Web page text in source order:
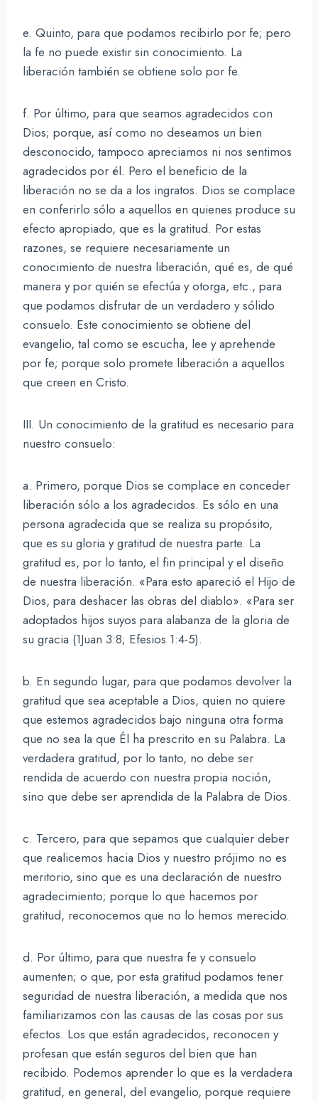
e. Quinto, para que podamos recibirlo por fe; pero
la fe no puede existir sin conocimiento. La
liberación también se obtiene solo por fe.
f. Por último, para que seamos agradecidos con
Dios; porque, así como no deseamos un bien
desconocido, tampoco apreciamos ni nos sentimos
agradecidos por él. Pero el beneficio de la
liberación no se da a los ingratos. Dios se complace
en conferirlo sólo a aquellos en quienes produce su
efecto apropiado, que es la gratitud. Por estas
razones, se requiere necesariamente un
conocimiento de nuestra liberación, qué es, de qué
manera y por quién se efectúa y otorga, etc., para
que podamos disfrutar de un verdadero y sólido
consuelo. Este conocimiento se obtiene del
evangelio, tal como se escucha, lee y aprehende
por fe; porque solo promete liberación a aquellos
que creen en Cristo.
III. Un conocimiento de la gratitud es necesario para
nuestro consuelo:
a. Primero, porque Dios se complace en conceder
liberación sólo a los agradecidos. Es sólo en una
persona agradecida que se realiza su propósito,
que es su gloria y gratitud de nuestra parte. La
gratitud es, por lo tanto, el fin principal y el diseño
de nuestra liberación. «Para esto apareció el Hijo de
Dios, para deshacer las obras del diablo». «Para ser
adoptados hijos suyos para alabanza de la gloria de
su gracia (1Juan 3:8; Efesios 1:4-5).
b. En segundo lugar, para que podamos devolver la
gratitud que sea aceptable a Dios, quien no quiere
que estemos agradecidos bajo ninguna otra forma
que no sea la que Él ha prescrito en su Palabra. La
verdadera gratitud, por lo tanto, no debe ser
rendida de acuerdo con nuestra propia noción,
sino que debe ser aprendida de la Palabra de Dios.
c. Tercero, para que sepamos que cualquier deber
que realicemos hacia Dios y nuestro prójimo no es
meritorio, sino que es una declaración de nuestro
agradecimiento; porque lo que hacemos por
gratitud, reconocemos que no lo hemos merecido.
d. Por último, para que nuestra fe y consuelo
aumenten; o que, por esta gratitud podamos tener
seguridad de nuestra liberación, a medida que nos
familiarizamos con las causas de las cosas por sus
efectos. Los que están agradecidos, reconocen y
profesan que están seguros del bien que han
recibido. Podemos aprender lo que es la verdadera
gratitud, en general, del evangelio, porque requiere